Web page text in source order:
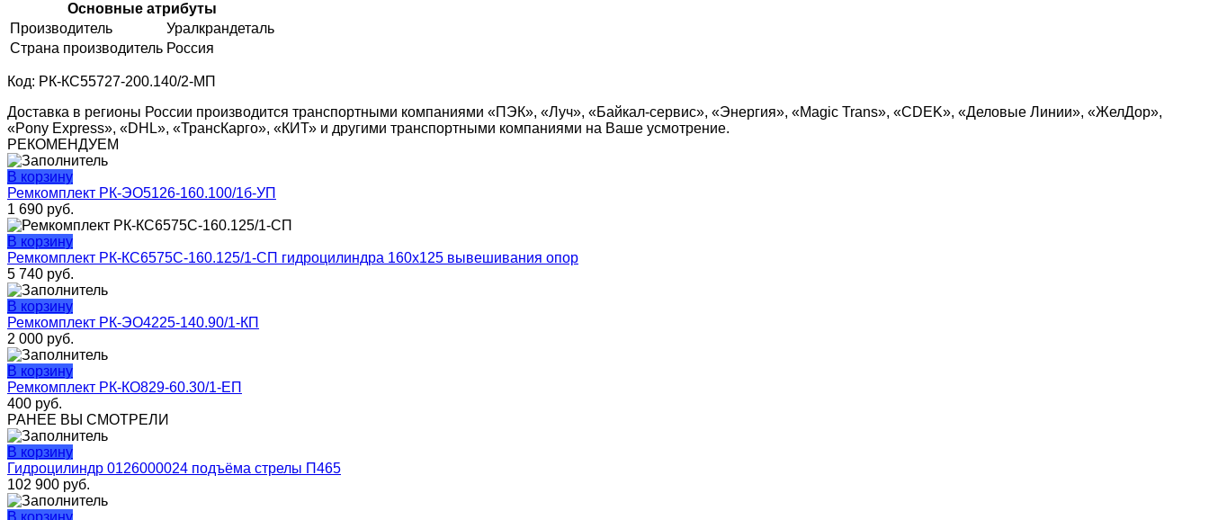
Основные атрибуты
Производитель
Уралкрандеталь
Страна производитель Россия
Код: РК-КС55727-200.140/2-МП
Доставка в регионы России производится транспортными компаниями «ПЭК», «Луч», «Байкал-сервис», «Энергия», «Magic Trans», «CDEK», «Деловые Линии», «ЖелДор»,
«Pony Express», «DHL», «ТрансКарго», «КИТ» и другими транспортными компаниями на Ваше усмотрение.
РЕКОМЕНДУЕМ
В корзину
Ремкомплект РК-ЭО5126-160.100/1б-УП
1 690 руб.
В корзину
Ремкомплект РК-КС6575С-160.125/1-СП гидроцилиндра 160х125 вывешивания опор
5 740 руб.
В корзину
Ремкомплект РК-ЭО4225-140.90/1-КП
2 000 руб.
В корзину
Ремкомплект РК-КО829-60.30/1-ЕП
400 руб.
РАНЕЕ ВЫ СМОТРЕЛИ
В корзину
Гидроцилиндр 0126000024 подъёма стрелы П465
102 900 руб.